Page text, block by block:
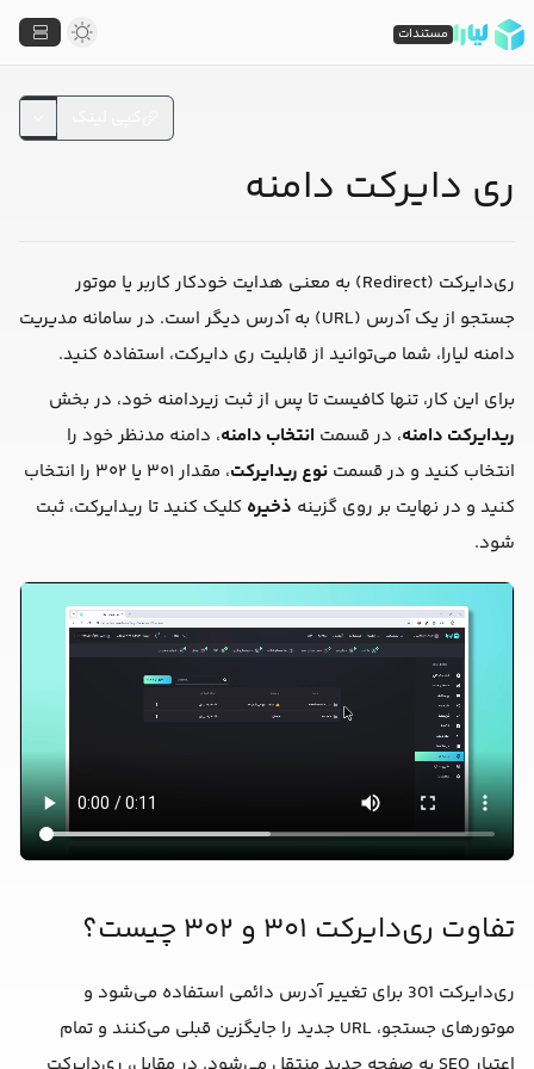
ری دایرکت دامنه
ری‌دایرکت (Redirect) به معنی هدایت خودکار کاربر یا موتور
جستجو از یک آدرس (URL) به آدرس دیگر است. در سامانه مدیریت
دامنه لیارا، شما می‌توانید از قابلیت ری دایرکت، استفاده کنید.
برای این کار، تنها کافیست تا پس از ثبت زیردامنه خود، در بخش
ریدایرکت دامنه، در قسمت انتخاب دامنه، دامنه مدنظر خود را
انتخاب کنید و در قسمت نوع ریدایرکت
، مقدار ۳۰۱ یا ۳۰۲ را انتخاب
کنید و در نهایت بر روی گزینه ذخیره کلیک کنید تا ریدایرکت، ثبت
شود.
تفاوت ری‌دایرکت ۳۰۱ و ۳۰۲ چیست؟
ری‌دایرکت 301 برای تغییر آدرس دائمی استفاده می‌شود و
موتورهای جستجو، URL جدید را جایگزین قبلی می‌کنند و تمام
مستندات